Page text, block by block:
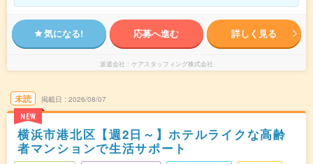
気になる! 応募へ進む 詳しく見る
派遣会社 ケアスタッフィング株式会社
未読
NEW
掲載日 2026/08/07
横浜市港北区【週2日～】ホテルライクな高齢
者マンションで生活サポート